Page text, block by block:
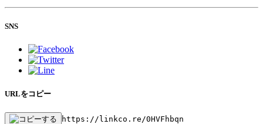
SNS
URLをコピー
https://linkco.re/0HVFhbqn